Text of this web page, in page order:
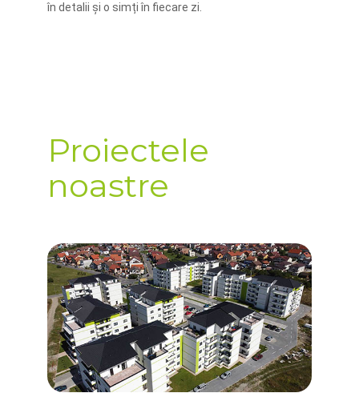
în detalii și o simți în fiecare zi.
Proiectele
noastre